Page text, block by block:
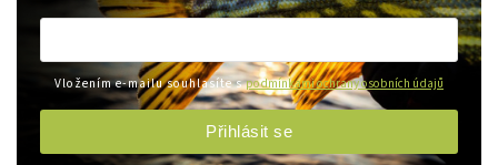
Vložením e-mailu souhlasíte spodmínkami ochrany osobních údajů
Přihlásit se